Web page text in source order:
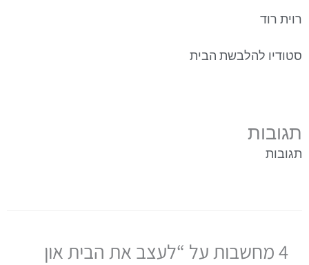
רוית רוד
סטודיו להלבשת הבית
תגובות
תגובות
4 מחשבות על “לעצב את הבית און